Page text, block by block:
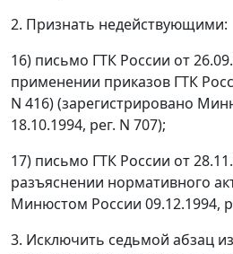
2. Признать недействующими:
16) письмо ГТК России от
применении приказов ГТК
N 416) (зарегистрировано
18.10.1994, рег. N 707);
17) письмо ГТК России от
разъяснении нормативного
Минюстом России 09.12.1994,
3. Исключить седьмой абзац